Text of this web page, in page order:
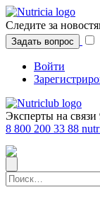
Перейти
к
содержимому
Следите за
Задать вопрос
Войти
Эксперты на
8 800 200 33 88
Найти: